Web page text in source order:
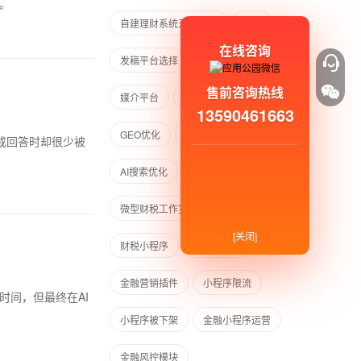
回答时却很少被
间，但最终在AI
自建理财系统开发成本
发稿平台选择 媒介易
媒介平台 GEO获客 AI营销
GEO优化
AI搜索优化
微型财税工作室小程序
财税小程序 金融小程序
金融营销插件 小程序限流
小程序被下架 金融小程序运营
金融风控模块
在线咨询
售前咨询热线
13590461663
[关闭]